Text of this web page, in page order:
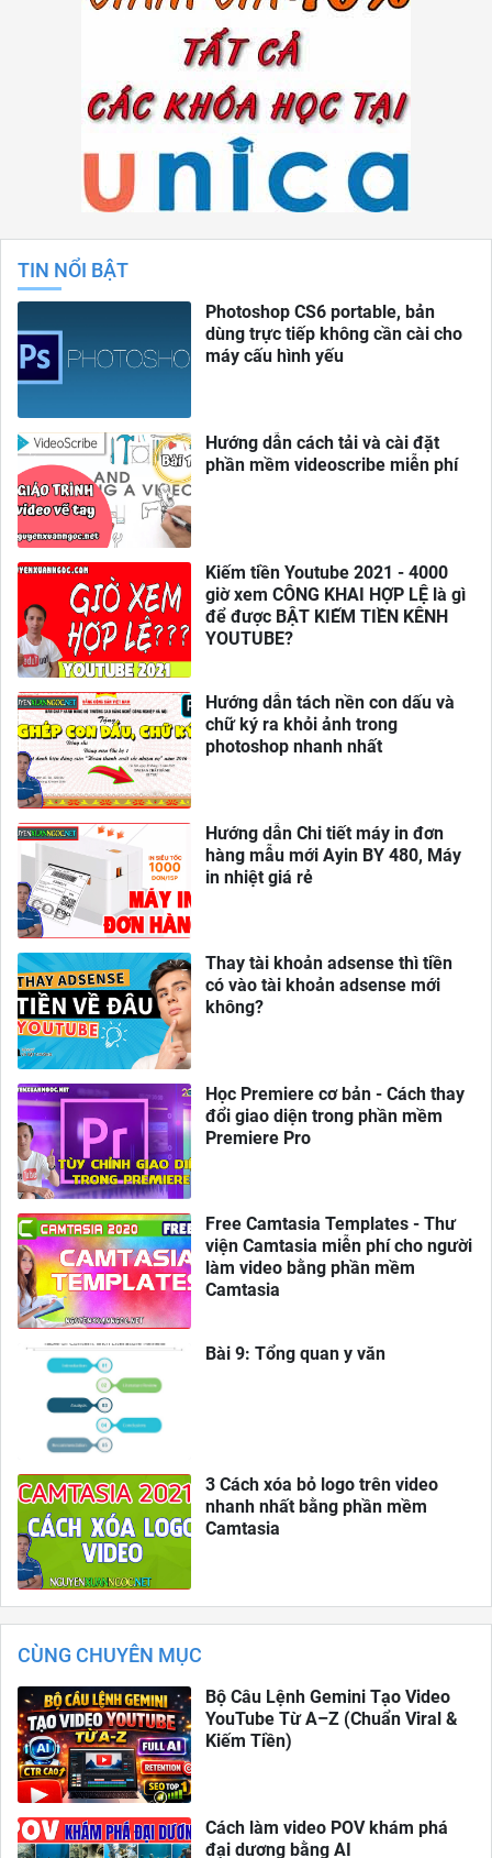
TIN NỔI BẬT
Photoshop CS6 portable, bản
dùng trực tiếp không cần cài cho
máy cấu hình yếu
Hướng dẫn cách tải và cài đặt
phần mềm videoscribe miễn phí
Kiếm tiền Youtube 2021 - 4000
giờ xem CÔNG KHAI HỢP LỆ là gì
để được BẬT KIẾM TIỀN KÊNH
YOUTUBE?
Hướng dẫn tách nền con dấu và
chữ ký ra khỏi ảnh trong
photoshop nhanh nhất
Hướng dẫn Chi tiết máy in đơn
hàng mẫu mới Ayin BY 480, Máy
in nhiệt giá rẻ
Thay tài khoản adsense thì tiền
có vào tài khoản adsense mới
không?
Học Premiere cơ bản - Cách thay
đổi giao diện trong phần mềm
Premiere Pro
Free Camtasia Templates - Thư
viện Camtasia miễn phí cho người
làm video bằng phần mềm
Camtasia
Bài 9: Tổng quan y văn
3 Cách xóa bỏ logo trên video
nhanh nhất bằng phần mềm
Camtasia
CÙNG CHUYÊN MỤC
Bộ Câu Lệnh Gemini Tạo Video
YouTube Từ A–Z (Chuẩn Viral &
Kiếm Tiền)
Cách làm video POV khám phá
đại dương bằng AI